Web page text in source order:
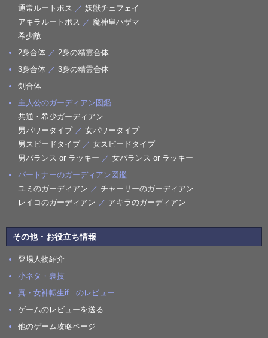
通常ルートボス ／ 妖獣チェフェイ
アキラルートボス ／ 魔神皇ハザマ
希少敵
2身合体 ／ 2身の精霊合体
3身合体 ／ 3身の精霊合体
剣合体
主人公のガーディアン図鑑
共通・希少ガーディアン
男パワータイプ／ 女パワータイプ
男スピードタイプ／ 女スピードタイプ
男バランス or ラッキー ／ 女バランス or ラッキー
パートナーのガーディアン図鑑
ユミのガーディアン ／ チャーリーのガーディアン
レイコのガーディアン ／ アキラのガーディアン
その他・お役立ち情報
登場人物紹介
小ネタ・裏技
真・女神転生if...のレビュー
ゲームのレビューを送る
他のゲーム攻略ページ